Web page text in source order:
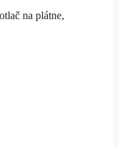
na plátne,